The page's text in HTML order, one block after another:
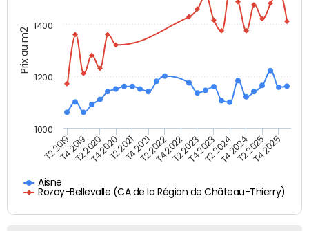
Prix au m2
Aisne
Rozoy-Bellevalle (CA de la Région de Château-Thierry)
T2 2019T4 2019T2 2020T4 2020T2 2021T4 2021T2 2022T4 2022T2 2023T4 2023T2 2024T4 2024T2 2025T4 2025
1000
1200
1400